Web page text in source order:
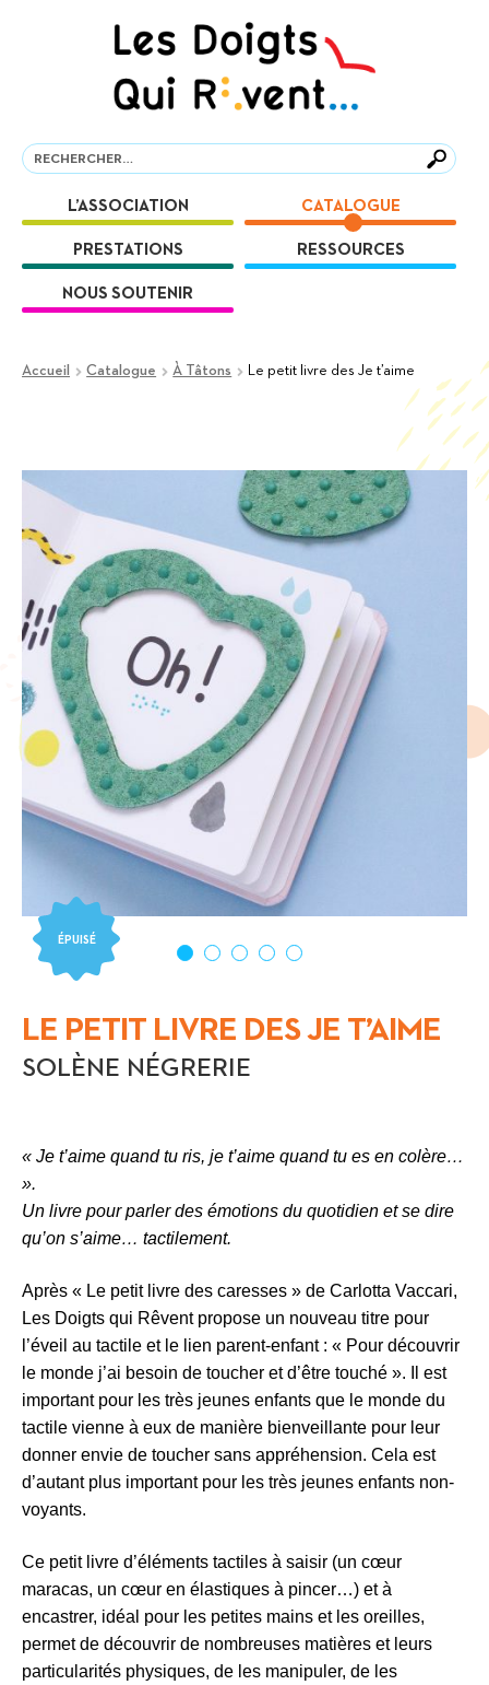
Recherche
Recherche
L’ASSOCIATION CATALOGUE
PRESTATIONS RESSOURCES
NOUS SOUTENIR
Accueil Catalogue À Tâtons Le petit livre des Je t’aime
ÉPUISÉ
LE PETIT LIVRE DES JE T’AIME
SOLÈNE NÉGRERIE
« Je t’aime quand tu ris, je t’aime quand tu es en colère…
».
Un livre pour parler des émotions du quotidien et se dire
qu’on s’aime… tactilement.
Après « Le petit livre des caresses » de Carlotta Vaccari,
Les Doigts qui Rêvent propose un nouveau titre pour
l’éveil au tactile et le lien parent-enfant : « Pour découvrir
le monde j’ai besoin de toucher et d’être touché ». Il est
important pour les très jeunes enfants que le monde du
tactile vienne à eux de manière bienveillante pour leur
donner envie de toucher sans appréhension. Cela est
d’autant plus important pour les très jeunes enfants non-
voyants.
Ce petit livre d’éléments tactiles à saisir (un cœur
maracas, un cœur en élastiques à pincer…) et à
encastrer, idéal pour les petites mains et les oreilles,
permet de découvrir de nombreuses matières et leurs
particularités physiques, de les manipuler, de les